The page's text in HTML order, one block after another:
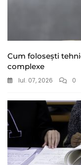
Cum folosești
complexe
Iul. 07, 2026 0